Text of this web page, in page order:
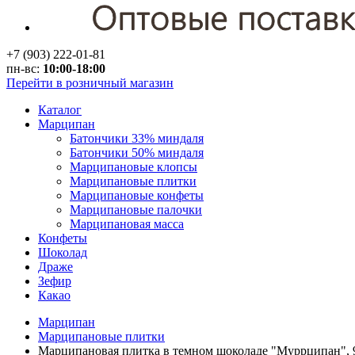
+7 (903) 222-01-81
пн-вс: 10:00-18:00
Перейти в розничный магазин
Каталог
Марципан
Батончики 33% миндаля
Батончики 50% миндаля
Марципановые клопсы
Марципановые плитки
Марципановые конфеты
Марципановые палочки
Марципановая масса
Конфеты
Шоколад
Драже
Зефир
Какао
Марципан
Марципановые плитки
Марципановая плитка в темном шоколаде "Муррципан",